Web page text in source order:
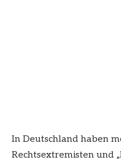
In Deutschland haben
Rechtsextremisten und